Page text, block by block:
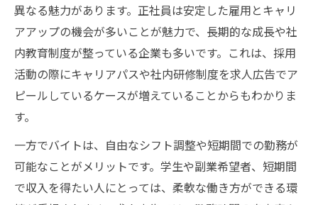
異なる魅力があります。正社員は安定した雇用とキャリ
アアップの機会が多いことが魅力で、長期的な成長や社
内教育制度が整っている企業も多いです。これは、採用
活動の際にキャリアパスや社内研修制度を求人広告でア
ピールしているケースが増えていることからもわかりま
す。
一方でバイトは、自由なシフト調整や短期間での勤務が
可能なことがメリットです。学生や副業希望者、短期間
で収入を得たい人にとっては、柔軟な働き方ができる環